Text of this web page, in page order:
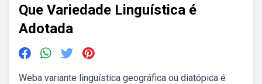
Que Variedade Linguística é
Adotada
Weba variante linguística geográfica ou diatópica é